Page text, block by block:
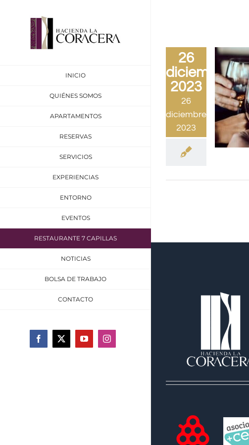
contenido
INICIO
QUIÉNES SOMOS
APARTAMENTOS
RESERVAS
SERVICIOS
EXPERIENCIAS
ENTORNO
EVENTOS
RESTAURANTE 7 CAPILLAS
NOTICIAS
BOLSA DE TRABAJO
CONTACTO
Facebook
X YouTubeInstagram
26
diciembre,
2023
26
diciembre,
2023